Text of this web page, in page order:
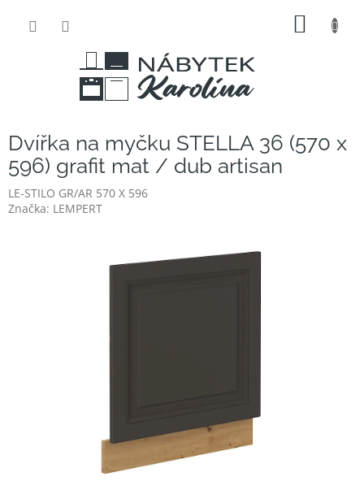
Dvířka na myčku STELLA 36 (570 x
596) grafit mat / dub artisan
LE-STILO GR/AR 570 X 596
Značka: LEMPERT